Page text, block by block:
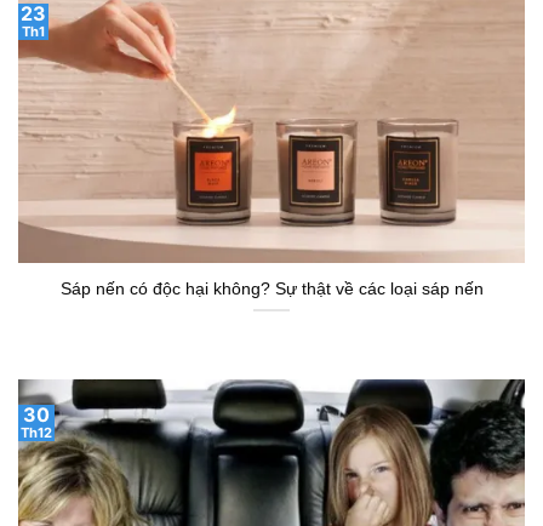
Sáp nến có độc hại không? Sự thật về các loại sáp nến
23
Th1
30
Th12